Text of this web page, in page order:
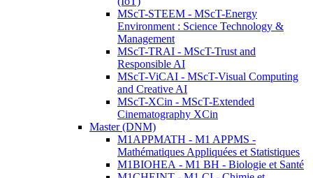
MScT-STEEM - MScT-Energy
Environment : Science Technology &
Management
MScT-TRAI - MScT-Trust and
Responsible AI
MScT-ViCAI - MScT-Visual Computing
and Creative AI
MScT-XCin - MScT-Extended
Cinematography XCin
Master (DNM)
M1APPMATH - M1 APPMS -
Mathématiques Appliquées et Statistiques
M1BIOHEA - M1 BH - Biologie et Santé